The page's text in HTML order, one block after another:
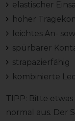
elastischer
hoher
leichtes An-
spürbarer
strapazierfähig
kombinierte
TIPP: Bitte
normal aus. Der